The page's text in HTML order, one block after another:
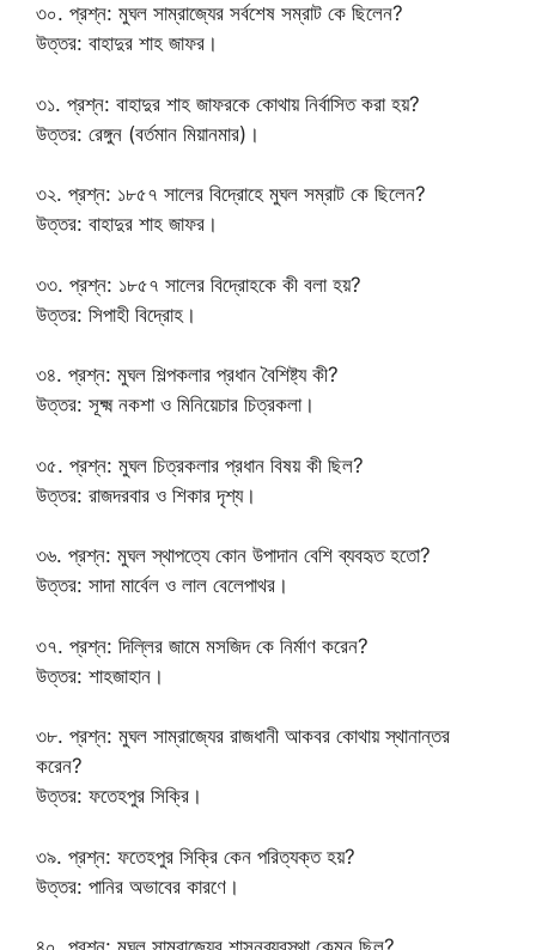
৩০. প্রশ্ন: মুঘল সাম্রাজ্যের সর্বশেষ সম্রাট কে ছিলেন?
উত্তর: বাহাদুর শাহ জাফর।
৩১. প্রশ্ন: বাহাদুর শাহ জাফরকে কোথায় নির্বাসিত করা হয়?
উত্তর: রেঙ্গুন (বর্তমান মিয়ানমার)।
৩২. প্রশ্ন: ১৮৫৭ সালের বিদ্রোহে মুঘল সম্রাট কে ছিলেন?
উত্তর: বাহাদুর শাহ জাফর।
৩৩. প্রশ্ন: ১৮৫৭ সালের বিদ্রোহকে কী বলা হয়?
উত্তর: সিপাহী বিদ্রোহ।
৩৪. প্রশ্ন: মুঘল শিল্পকলার প্রধান বৈশিষ্ট্য কী?
উত্তর: সূক্ষ্ম নকশা ও মিনিয়েচার চিত্রকলা।
৩৫. প্রশ্ন: মুঘল চিত্রকলার প্রধান বিষয় কী ছিল?
উত্তর: রাজদরবার ও শিকার দৃশ্য।
৩৬. প্রশ্ন: মুঘল স্থাপত্যে কোন উপাদান বেশি ব্যবহৃত হতো?
উত্তর: সাদা মার্বেল ও লাল বেলেপাথর।
৩৭. প্রশ্ন: দিল্লির জামে মসজিদ কে নির্মাণ করেন?
উত্তর: শাহজাহান।
৩৮. প্রশ্ন: মুঘল সাম্রাজ্যের রাজধানী আকবর কোথায় স্থানান্তর
করেন?
উত্তর: ফতেহপুর সিক্রি।
৩৯. প্রশ্ন: ফতেহপুর সিক্রি কেন পরিত্যক্ত হয়?
উত্তর: পানির অভাবের কারণে।